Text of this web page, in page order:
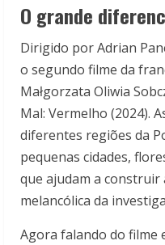
O grande
Dirigido por Adrian
o segundo filme da
Małgorzata Oliwia
Mal: Vermelho (2024).
diferentes regiões da
pequenas cidades,
que ajudam a
melancólica da
Agora falando do filme